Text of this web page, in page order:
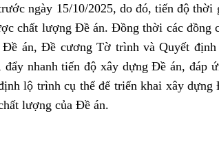
ngày 15/10/2025, do đó, tiến độ
chất lượng Đề án. Đồng thời các
án, Đề cương Tờ trình và Quyết định
đẩy nhanh tiến độ xây dựng Đề án, đáp
lộ trình cụ thể để triển khai xây dựng
lượng của Đề án.